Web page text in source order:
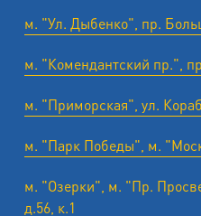
м. "Ул. Дыбенко", пр.
м. "Комендантский пр.",
м. "Приморская", ул.
м. "Парк Победы", м.
м. "Озерки", м. "Пр.
д.56, к.1